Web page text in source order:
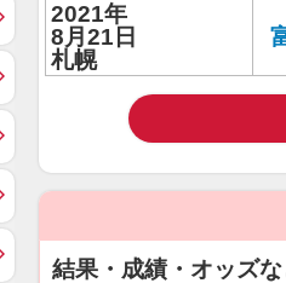
2021年
8月21日
札幌
結果・成績・オッズ